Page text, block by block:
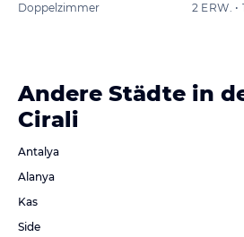
Doppelzimmer
2 ERW. •
Andere Städte in
Cirali
Antalya
Alanya
Kas
Side